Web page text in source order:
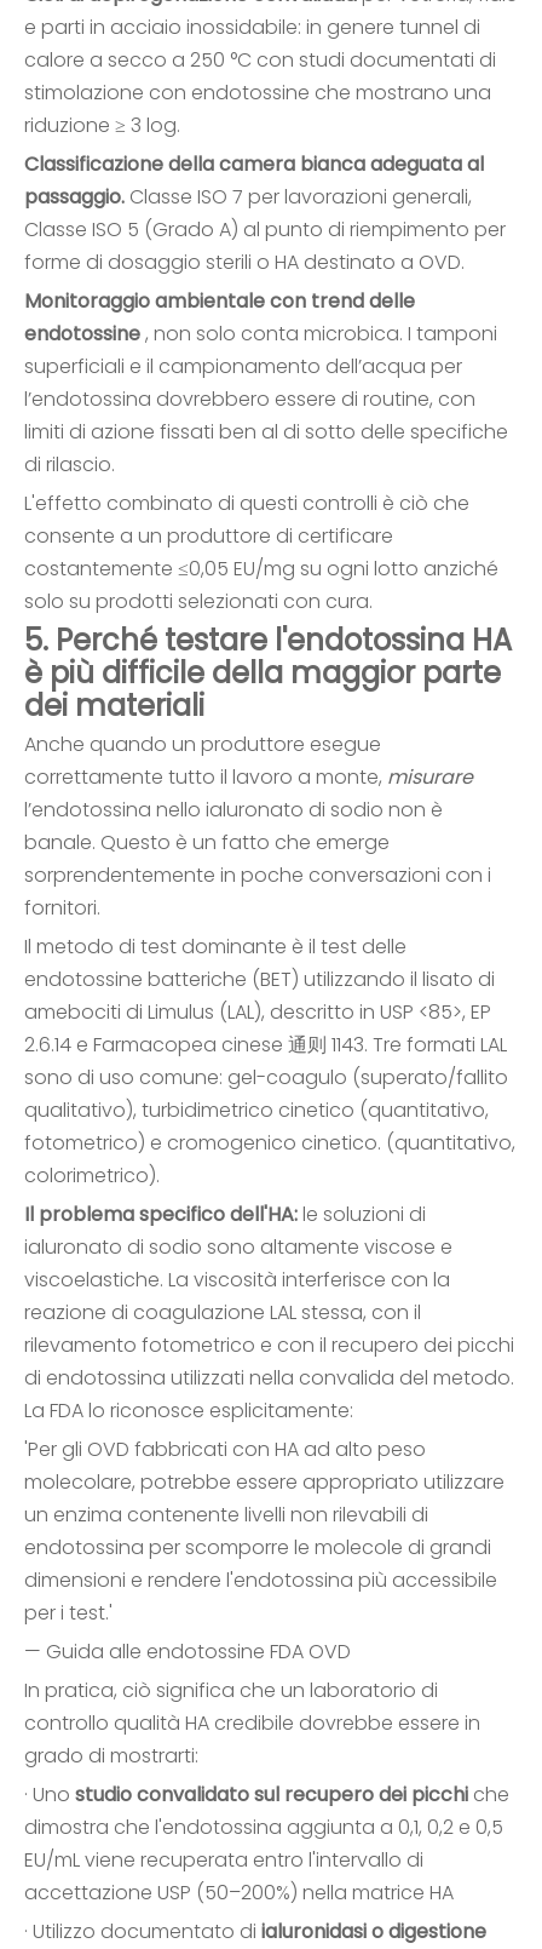
e parti in acciaio inossidabile: in genere tunnel di
calore a secco a 250 °C con studi documentati di
stimolazione con endotossine che mostrano una
riduzione ≥ 3 log.
Classificazione della camera bianca adeguata al
passaggio. Classe ISO 7 per lavorazioni generali,
Classe ISO 5 (Grado A) al punto di riempimento per
forme di dosaggio sterili o HA destinato a OVD.
Monitoraggio ambientale con trend delle
endotossine, non solo conta microbica. I tamponi
superficiali e il campionamento dell’acqua per
l’endotossina dovrebbero essere di routine, con
limiti di azione fissati ben al di sotto delle specifiche
di rilascio.
L'effetto combinato di questi controlli è ciò che
consente a un produttore di certificare
costantemente ≤0,05 EU/mg su ogni lotto anziché
solo su prodotti selezionati con cura.
5. Perché testare l'endotossina HA
è più difficile della maggior parte
dei materiali
Anche quando un produttore esegue
correttamente tutto il lavoro a monte, misurare
l’endotossina nello ialuronato di sodio non è
banale. Questo è un fatto che emerge
sorprendentemente in poche conversazioni con i
fornitori.
Il metodo di test dominante è il test delle
endotossine batteriche (BET) utilizzando il lisato di
amebociti di Limulus (LAL), descritto in USP <85>, EP
2.6.14 e Farmacopea cinese 通则 1143. Tre formati LAL
sono di uso comune: gel-coagulo (superato/fallito
qualitativo), turbidimetrico cinetico (quantitativo,
fotometrico) e cromogenico cinetico. (quantitativo,
colorimetrico).
Il problema specifico dell'HA:le soluzioni di
ialuronato di sodio sono altamente viscose e
viscoelastiche. La viscosità interferisce con la
reazione di coagulazione LAL stessa, con il
rilevamento fotometrico e con il recupero dei picchi
di endotossina utilizzati nella convalida del metodo.
La FDA lo riconosce esplicitamente:
'Per gli OVD fabbricati con HA ad alto peso
molecolare, potrebbe essere appropriato utilizzare
un enzima contenente livelli non rilevabili di
endotossina per scomporre le molecole di grandi
dimensioni e rendere l'endotossina più accessibile
per i test.'
— Guida alle endotossine FDA OVD
In pratica, ciò significa che un laboratorio di
controllo qualità HA credibile dovrebbe essere in
grado di mostrarti:
· Uno studio convalidato sul recupero dei picchi che
dimostra che l'endotossina aggiunta a 0,1, 0,2 e 0,5
EU/mL viene recuperata entro l'intervallo di
accettazione USP (50–200%) nella matrice HA
· Utilizzo documentato di ialuronidasi o digestione